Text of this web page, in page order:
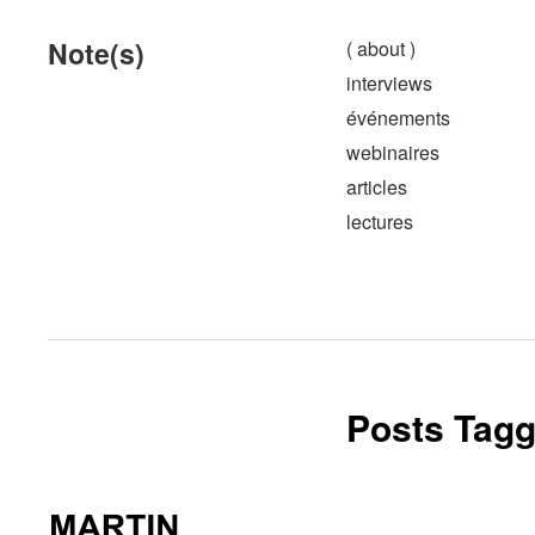
Note(s)
( about )
interviews
événements
webinaires
articles
lectures
Posts